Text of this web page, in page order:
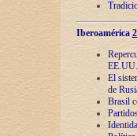
Iberoamérica
EE.UU.
El
de
Brasil